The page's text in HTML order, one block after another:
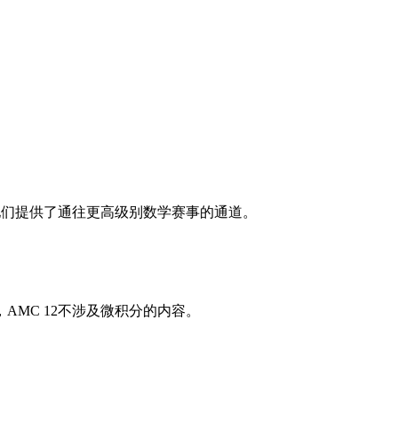
提供了通往更高级别数学赛事的通道。
12不涉及微积分的内容。